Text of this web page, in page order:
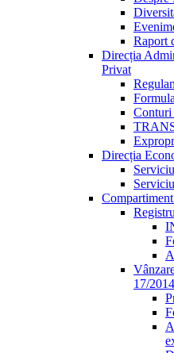
Raport
Direcția
Privat
Conturi
Direcția
17/2014